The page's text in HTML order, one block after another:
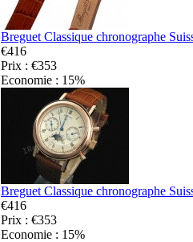
Breguet Classique chronographe
€416
Prix : €353
Economie : 15%
Breguet Classique chronographe
€416
Prix : €353
Economie : 15%